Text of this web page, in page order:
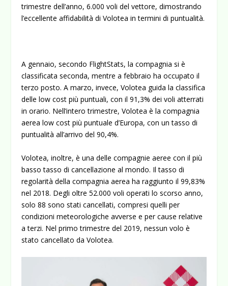
trimestre dell’anno, 6.000 voli del vettore, dimostrando
l’eccellente affidabilità di Volotea in termini di puntualità.
A gennaio, secondo FlightStats, la compagnia si è
classificata seconda, mentre a febbraio ha occupato il
terzo posto. A marzo, invece, Volotea guida la classifica
delle low cost più puntuali, con il 91,3% dei voli atterrati
in orario. Nell’intero trimestre, Volotea è la compagnia
aerea low cost più puntuale d’Europa, con un tasso di
puntualità all’arrivo del 90,4%.
Volotea, inoltre, è una delle compagnie aeree con il più
basso tasso di cancellazione al mondo. Il tasso di
regolarità della compagnia aerea ha raggiunto il 99,83%
nel 2018. Degli oltre 52.000 voli operati lo scorso anno,
solo 88 sono stati cancellati, compresi quelli per
condizioni meteorologiche avverse e per cause relative
a terzi. Nel primo trimestre del 2019, nessun volo è
stato cancellato da Volotea.